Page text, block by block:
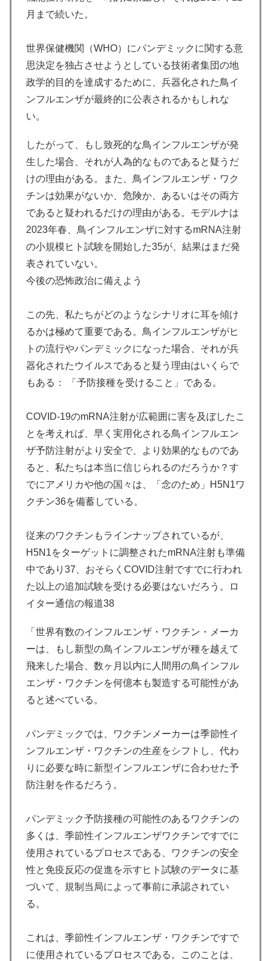
月まで続いた。
世界保健機関（WHO）にパンデミックに関する意
思決定を独占させようとしている技術者集団の地
政学的目的を達成するために、兵器化された鳥イ
ンフルエンザが最終的に公表されるかもしれな
い。
したがって、もし致死的な鳥インフルエンザが発
生した場合、それが人為的なものであると疑うだ
けの理由がある。また、鳥インフルエンザ・ワク
チンは効果がないか、危険か、あるいはその両方
であると疑われるだけの理由がある。モデルナは
2023年春、鳥インフルエンザに対するmRNA注射
の小規模ヒト試験を開始した35が、結果はまだ発
表されていない。
今後の恐怖政治に備えよう
この先、私たちがどのようなシナリオに耳を傾け
るかは極めて重要である。鳥インフルエンザがヒ
トの流行やパンデミックになった場合、それが兵
器化されたウイルスであると疑う理由はいくらで
もある： 「予防接種を受けること」である。
COVID-19のmRNA注射が広範囲に害を及ぼしたこ
とを考えれば、早く実用化される鳥インフルエン
ザ予防注射がより安全で、より効果的なものであ
ると、私たちは本当に信じられるのだろうか？す
でにアメリカや他の国々は、「念のため」H5N1ワ
クチン36を備蓄している。
従来のワクチンもラインナップされているが、
H5N1をターゲットに調整されたmRNA注射も準備
中であり37、おそらくCOVID注射ですでに行われ
た以上の追加試験を受ける必要はないだろう。ロ
イター通信の報道38
「世界有数のインフルエンザ・ワクチン・メーカ
ーは、もし新型の鳥インフルエンザが種を越えて
飛来した場合、数ヶ月以内に人間用の鳥インフル
エンザ・ワクチンを何億本も製造する可能性があ
ると述べている。
パンデミックでは、ワクチンメーカーは季節性イ
ンフルエンザ・ワクチンの生産をシフトし、代わ
りに必要な時に新型インフルエンザに合わせた予
防注射を作るだろう。
パンデミック予防接種の可能性のあるワクチンの
多くは、季節性インフルエンザワクチンですでに
使用されているプロセスである、ワクチンの安全
性と免疫反応の促進を示すヒト試験のデータに基
づいて、規制当局によって事前に承認されてい
る。
これは、季節性インフルエンザ・ワクチンですで
に使用されているプロセスである。このことは、